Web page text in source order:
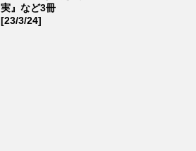
実』など3冊
[23/3/24]